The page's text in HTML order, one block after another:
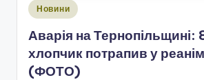
Опубліковано
Новини
Аварія на Тернопільщині:
хлопчик потрапив у
(ФОТО)